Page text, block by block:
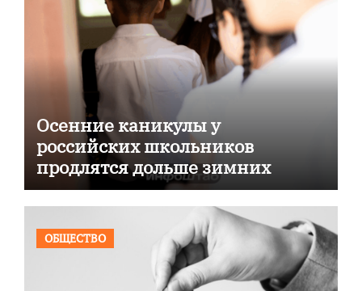
Осенние каникулы у
российских школьников
продлятся дольше зимних
ОБЩЕСТВО